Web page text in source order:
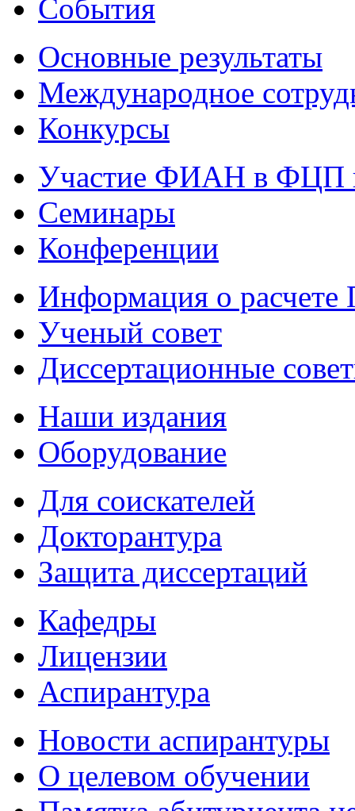
События
Основные результаты
Международное
Конкурсы
Участие ФИАН в ФЦП
Семинары
Конференции
Информация о
Ученый совет
Диссертационные
Наши издания
Оборудование
Для соискателей
Докторантура
Защита диссертаций
Кафедры
Лицензии
Аспирантура
Новости аспирантуры
О целевом обучении